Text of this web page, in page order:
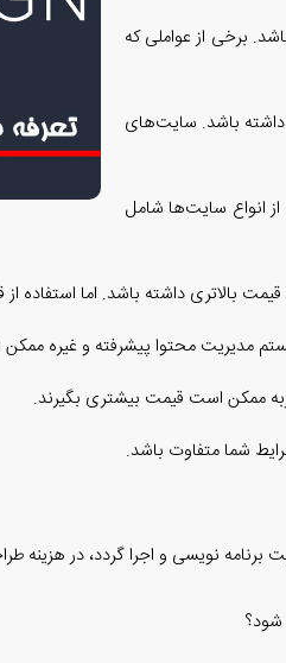
برخی از عواملی که
داشته باشد. سایت‌های
انواع سایت‌ها شامل
شما متفاوت باشد.
نویسی و اجرا گردد، در هزینه